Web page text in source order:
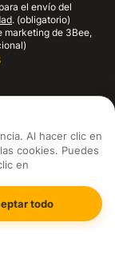
el envío del
. (obligatorio)
marketing de 3Bee,
Al hacer clic en
cookies. Puedes
en
todo